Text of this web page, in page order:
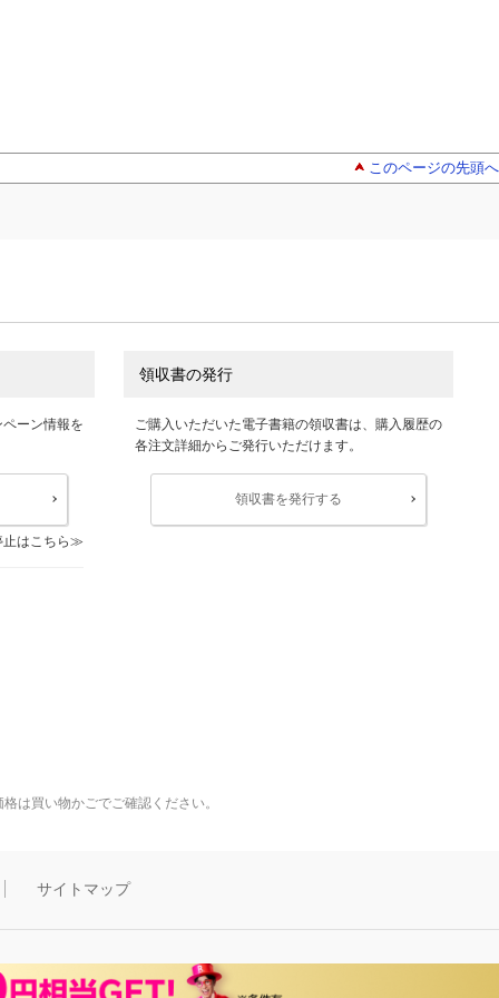
このページの先頭へ
ーン情報を
はこちら
領収書の発行
ご購入いただいた電子書籍の領収書は、購入履歴の
各注文詳細からご発行いただけます。
領収書を発行する
は買い物かごでご確認ください。
サイトマップ